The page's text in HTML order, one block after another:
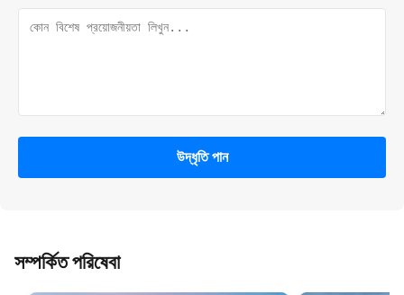
উদ্ধৃতি পান
সম্পর্কিত পরিষেবা